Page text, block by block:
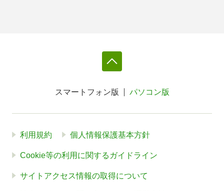
スマートフォン版 パソコン版
利用規約 個人情報保護基本方針
Cookie等の利用に関するガイドライン
サイトアクセス情報の取得について